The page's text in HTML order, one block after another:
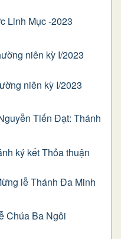
Linh Mục -2023
niên kỳ I/2023
niên kỳ I/2023
Tiến Đạt: Thánh
ký kết Thỏa thuận
lễ Thánh Đa Minh
Chúa Ba Ngôi